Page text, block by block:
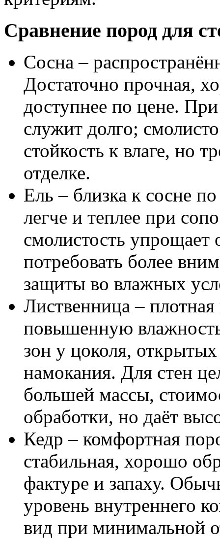
Сравнение пород для
Сосна –
Достаточно прочная,
доступнее по цене.
служит долго;
стойкость к влаге, но
отделке.
Ель – близка к сосне
легче и теплее при
смолистость
потребовать более
защиты во влажных
Лиственница –
повышенную
зон у цоколя,
намокания. Для стен
большей массы,
обработки, но даёт
Кедр – комфортная
стабильная, хорошо
фактуре и запаху.
уровень внутреннего
вид при минимальной